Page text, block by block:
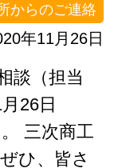
からのご連絡
年11月26日
談（担当
26日
三次商工
ひ、皆さ